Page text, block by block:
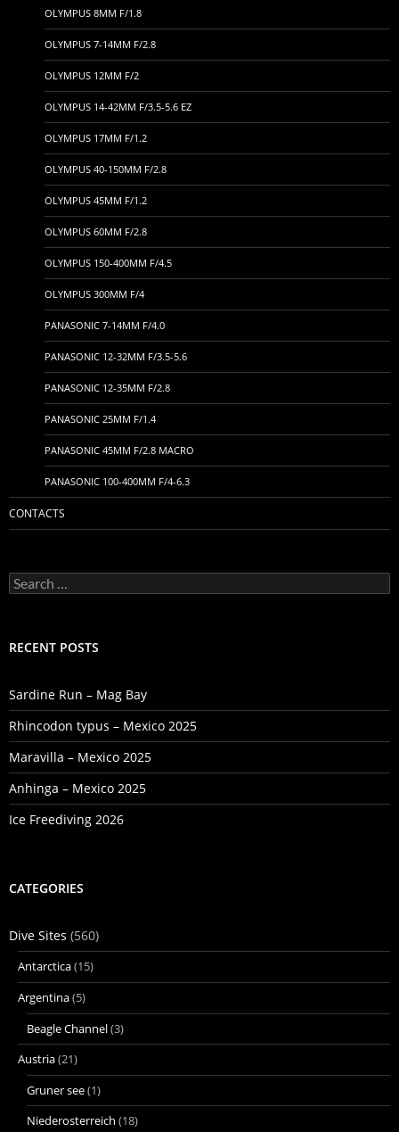
OLYMPUS 8MM F/1.8
OLYMPUS 7-14MM F/2.8
OLYMPUS 12MM F/2
OLYMPUS 14-42MM F/3.5-5.6 EZ
OLYMPUS 17MM F/1.2
OLYMPUS 40-150MM F/2.8
OLYMPUS 45MM F/1.2
OLYMPUS 60MM F/2.8
OLYMPUS 150-400MM F/4.5
OLYMPUS 300MM F/4
PANASONIC 7-14MM F/4.0
PANASONIC 12-32MM F/3.5-5.6
PANASONIC 12-35MM F/2.8
PANASONIC 25MM F/1.4
PANASONIC 45MM F/2.8 MACRO
PANASONIC 100-400MM F/4-6.3
CONTACTS
Search
for:
RECENT POSTS
Sardine Run – Mag Bay
Rhincodon typus – Mexico 2025
Maravilla – Mexico 2025
Anhinga – Mexico 2025
Ice Freediving 2026
CATEGORIES
Dive Sites (560)
Antarctica(15)
Argentina(5)
Beagle Channel(3)
Austria(21)
Gruner see(1)
Niederosterreich (18)